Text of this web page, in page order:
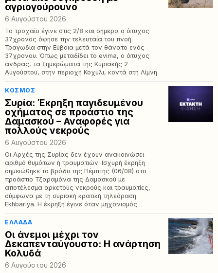
αγριογούρουνο
6 Αυγούστου 2026
Το τροχαίο έγινε στις 2/8 και σήμερα ο άτυχος
37χρονος άφησε την τελευταία του πνοή.
Τραγωδία στην Εύβοια μετά τον θάνατο ενός
37χρονου. Όπως μεταδίδει το evima, ο άτυχος
άνδρας, τα ξημερώματα της Κυριακής 2
Αυγούστου, στην περιοχή Κοχύλι, κοντά στη Λίμνη
ΚΌΣΜΟΣ
Συρία: Έκρηξη παγιδευμένου
οχήματος σε προάστιο της
Δαμασκού – Αναφορές για
πολλούς νεκρούς
6 Αυγούστου 2026
Οι Αρχές της Συρίας δεν έχουν ανακοινώσει
αριθμό θυμάτων ή τραυματιών. Ισχυρή έκρηξη
σημειώθηκε το βράδυ της Πέμπτης (06/08) στο
προάστιο Τζαραμάνα της Δαμασκού με
αποτέλεσμα αρκετούς νεκρούς και τραυματίες,
σύμφωνα με τη συριακή κρατική τηλεόραση
Ekhbariya. Η έκρηξη έγινε όταν μηχανισμός
ΕΛΛΆΔΑ
Οι άνεμοι μέχρι τον
Δεκαπενταύγουστο: Η ανάρτηση
Κολυδά
6 Αυγούστου 2026